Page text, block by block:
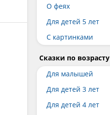
О феях
Для детей 5 лет
С картинками
Сказки по возрасту
Для малышей
Для детей 3 лет
Для детей 4 лет